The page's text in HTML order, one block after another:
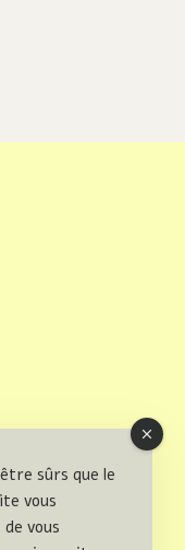
sûrs que le
vous
vous